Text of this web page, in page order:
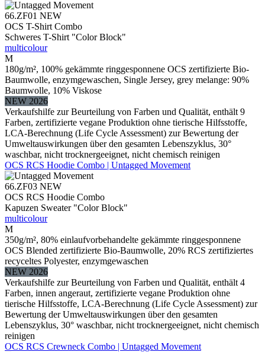
66.ZF01 NEW
OCS T-Shirt Combo
Schweres T-Shirt "Color Block"
multicolour
M
180g/m², 100% gekämmte ringgesponnene OCS zertifizierte Bio-
Baumwolle, enzymgewaschen, Single Jersey, grey melange: 90%
Baumwolle, 10% Viskose
NEW 2026
Verkaufshilfe zur Beurteilung von Farben und Qualität, enthält 9
Farben, zertifizierte vegane Produktion ohne tierische Hilfsstoffe,
LCA-Berechnung (Life Cycle Assessment) zur Bewertung der
Umweltauswirkungen über den gesamten Lebenszyklus, 30°
waschbar, nicht trocknergeeignet, nicht chemisch reinigen
OCS RCS Hoodie Combo | Untagged Movement
66.ZF03 NEW
OCS RCS Hoodie Combo
Kapuzen Sweater "Color Block"
multicolour
M
350g/m², 80% einlaufvorbehandelte gekämmte ringgesponnene
OCS Blended zertifizierte Bio-Baumwolle, 20% RCS zertifiziertes
recyceltes Polyester, enzymgewaschen
NEW 2026
Verkaufshilfe zur Beurteilung von Farben und Qualität, enthält 4
Farben, innen angeraut, zertifizierte vegane Produktion ohne
tierische Hilfsstoffe, LCA-Berechnung (Life Cycle Assessment) zur
Bewertung der Umweltauswirkungen über den gesamten
Lebenszyklus, 30° waschbar, nicht trocknergeeignet, nicht chemisch
reinigen
OCS RCS Crewneck Combo | Untagged Movement